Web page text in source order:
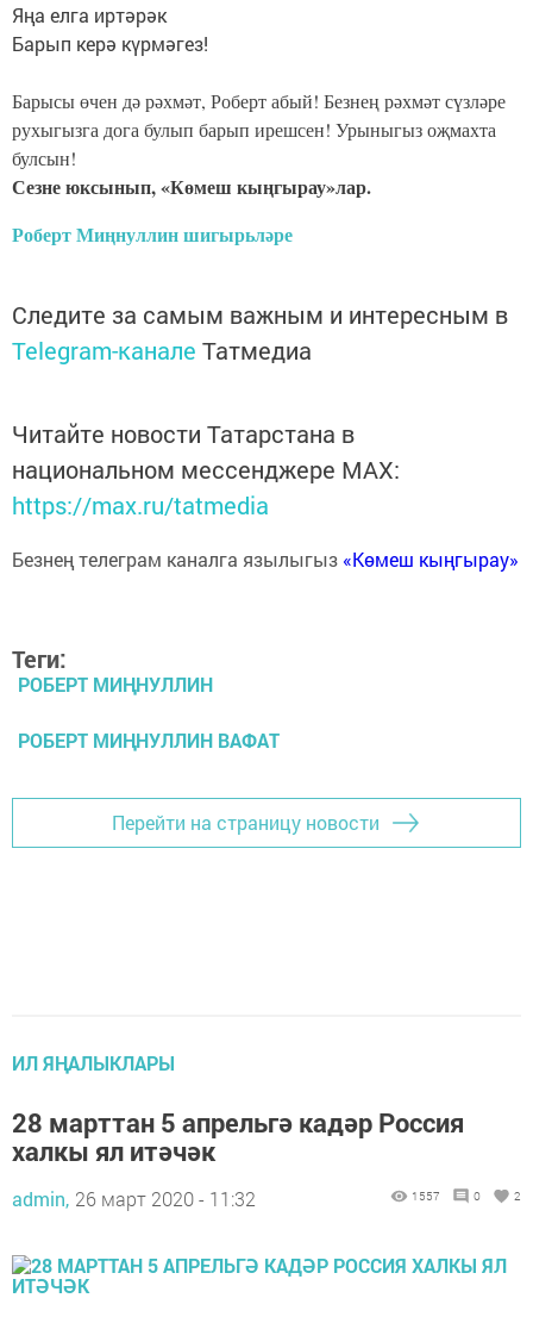
Яңа елга иртәрәк
Барып керә күрмәгез!
Барысы өчен дә рәхмәт, Роберт абый! Безнең рәхмәт сүзләре
рухыгызга дога булып барып ирешсен! Урыныгыз оҗмахта
булсын!
Сезне юксынып, «Көмеш кыңгырау»лар.
Роберт Миңнуллин шигырьләре
Следите за самым важным и интересным в
Telegram-канале Татмедиа
Читайте новости Татарстана в
национальном мессенджере MАХ:
https://max.ru/tatmedia
Безнең телеграм каналга язылыгыз «Көмеш кыңгырау»
Теги:
РОБЕРТ МИҢНУЛЛИН
РОБЕРТ МИҢНУЛЛИН ВАФАТ
Перейти на страницу новости
ИЛ ЯҢАЛЫКЛАРЫ
28 марттан 5 апрельгә кадәр Россия
халкы ял итәчәк
admin, 26 март 2020 - 11:32 1557 0 2